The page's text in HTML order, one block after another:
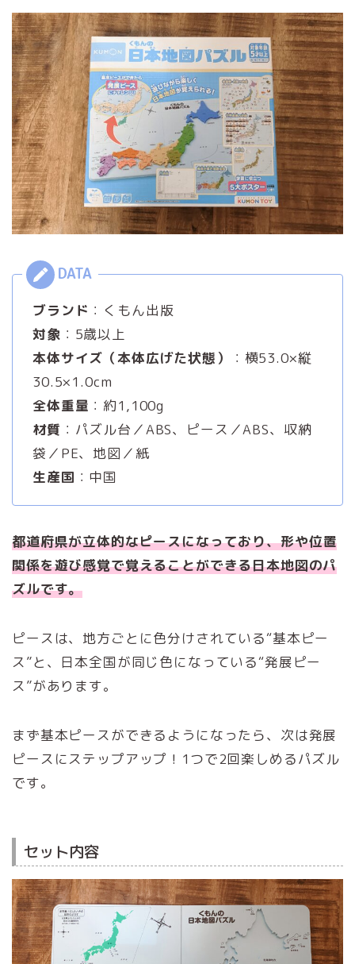
ブランド ：くもん出版
対象 ：5歳以上
本体サイズ（本体広げた状態）
：横53.0×縦
30.5×1.0cm
全体重量 ：約1,100g
材質 ：パズル台／ABS、ピース／ABS、収納
袋／PE、地図／紙
生産国 ：中国
都道府県が立体的なピースになっており、形や位置
関係を遊び感覚で覚えることができる日本地図のパ
ズルです。
ピースは、地方ごとに色分けされている“基本ピー
ス”と、日本全国が同じ色になっている“発展ピー
ス”があります。
まず基本ピースができるようになったら、次は発展
ピースにステップアップ！1つで2回楽しめるパズル
です。
セット内容